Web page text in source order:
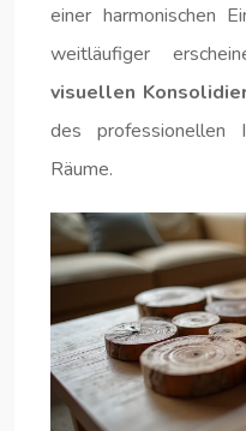
einer harmonischen
weitläufiger
visuellen
des professionellen
Räume.